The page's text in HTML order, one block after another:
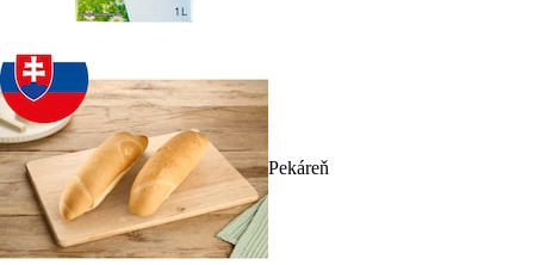
Pekáreň